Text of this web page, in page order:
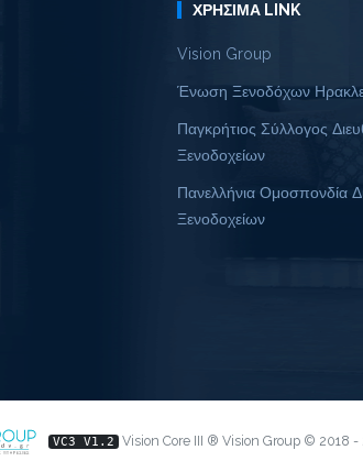
ΧΡΉΣΙΜΑ LINK
Vision Group
Ένωση Ξενοδόχων
Παγκρήτιος Σύλλογος
Ξενοδοχείων
Πανελλήνια Ομοσπονδία
Ξενοδοχείων
VC3 V1.2 Vision Core III ® Vision Group © 2018